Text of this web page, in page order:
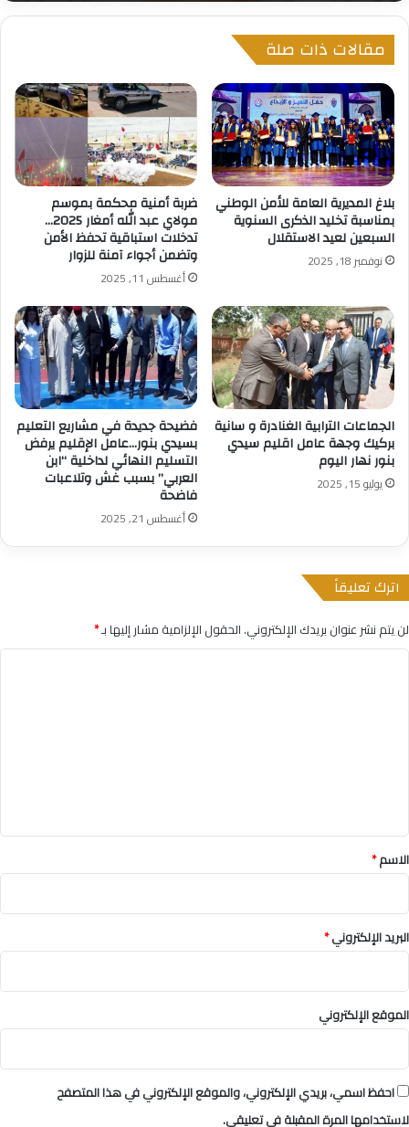
مقالات ذات صلة
بلاغ المديرية العامة للأمن الوطني
بمناسبة تخليد الذكرى السنوية
السبعين لعيد الاستقلال
نوفمبر 18, 2025
ضربة أمنية محكمة بموسم
مولاي عبد الله أمغار 2025…
تدخلات استباقية تحفظ الأمن
وتضمن أجواء آمنة للزوار
أغسطس 11, 2025
الجماعات الترابية الغنادرة و سانية
بركيك وجهة عامل اقليم سيدي
بنور نهار اليوم
يوليو 15, 2025
فضيحة جديدة في مشاريع التعليم
بسيدي بنور…عامل الإقليم يرفض
التسليم النهائي لداخلية “ابن
العربي” بسبب غش وتلاعبات
فاضحة
أغسطس 21, 2025
اترك تعليقاً
لن يتم نشر عنوان بريدك الإلكتروني.الحقول الإلزامية مشار إليها بـ*
*
الاسم*
البريد الإلكتروني*
الموقع الإلكتروني
احفظ اسمي، بريدي الإلكتروني، والموقع الإلكتروني في هذا المتصفح
لاستخدامها المرة المقبلة في تعليقي.